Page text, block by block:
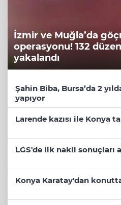
İzmir ve Muğla’da
operasyonu! 132
yakalandı
Şahin Biba, Bursa’da 2
yapıyor
Larende kazısı ile Konya
LGS'de ilk nakil sonuçları
Konya Karatay'dan